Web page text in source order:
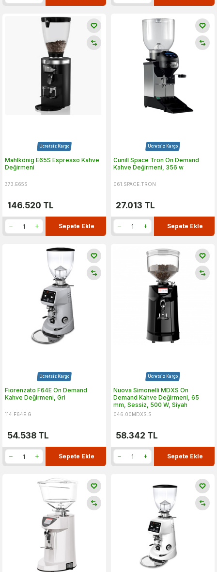
Ücretsiz Kargo
Mahlkönig E65S Espresso Kahve
Değirmeni
373.E65S
146.520 TL
Sepete Ekle
Ücretsiz Kargo
Cunill Space Tron On Demand
Kahve Değirmeni, 356 w
061.SPACE.TRON
27.013 TL
Sepete Ekle
Ücretsiz Kargo
Fiorenzato F64E On Demand
Kahve Değirmeni, Gri
114.F64E.G
54.538 TL
Sepete Ekle
Ücretsiz Kargo
Nuova Simonelli MDXS On
Demand Kahve Değirmeni, 65
mm, Sessiz, 500 W, Siyah
046.00MDXS.S
58.342 TL
Sepete Ekle